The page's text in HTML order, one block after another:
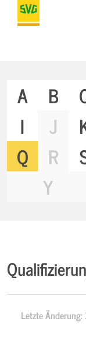
A B
I
J
Q
R
Y
Letzte